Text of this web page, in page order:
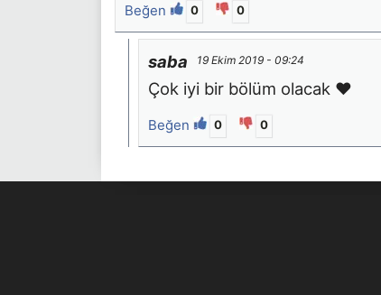
Beğen 0 0
saba 19 Ekim 2019 - 09:24
Çok iyi bir bölüm olacak ❤
Beğen 0 0